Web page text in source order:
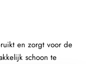
en zorgt voor de
schoon te